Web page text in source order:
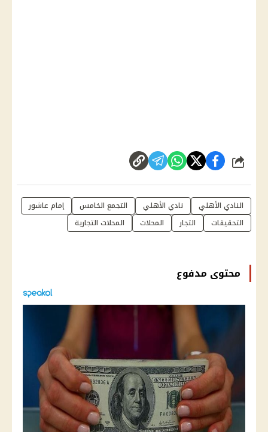
شارك
النادي الأهلي نادي الأهلي التجمع الخامس
إمام عاشور
التحقيقات
التجار المحلات المحلات التجارية
محتوى مدفوع